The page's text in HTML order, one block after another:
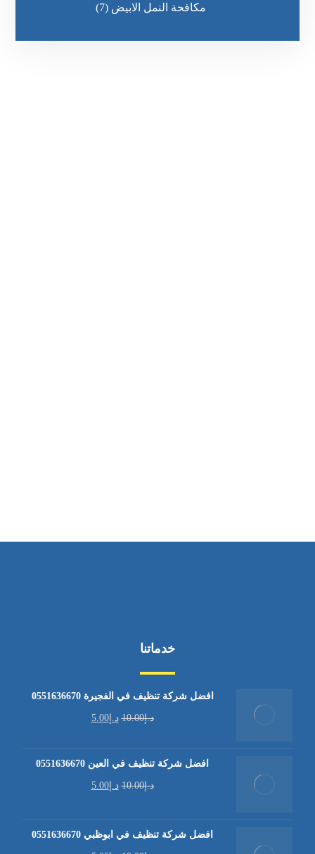
مكافحة النمل الابيض (7)
خدماتنا
افضل شركة تنظيف في الفجيرة 0551636670
د.إ10.00 د.إ5.00
افضل شركة تنظيف في العين 0551636670
د.إ10.00 د.إ5.00
افضل شركة تنظيف في ابوظبي 0551636670